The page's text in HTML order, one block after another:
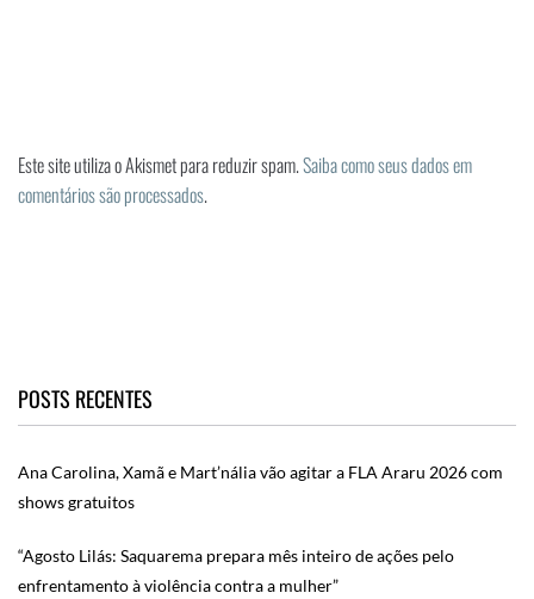
Este site utiliza o Akismet para reduzir spam.Saiba como seus dados em
comentários são processados.
POSTS RECENTES
Ana Carolina, Xamã e Mart’nália vão agitar a FLA Araru 2026 com
shows gratuitos
“Agosto Lilás: Saquarema prepara mês inteiro de ações pelo
enfrentamento à violência contra a mulher”